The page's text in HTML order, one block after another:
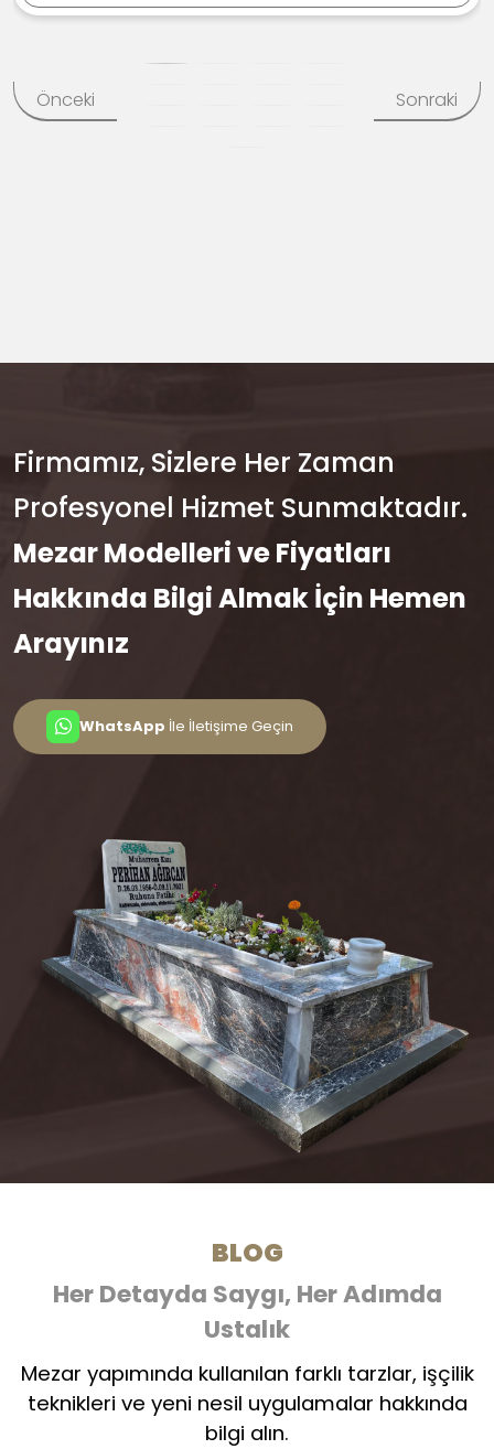
Önceki Sonraki
Firmamız, Sizlere Her Zaman
Profesyonel Hizmet Sunmaktadır.
Mezar Modelleri ve Fiyatları
Hakkında Bilgi Almak İçin Hemen
Arayınız
WhatsApp İle İletişime Geçin
BLOG
Her Detayda Saygı, Her Adımda
Ustalık
Mezar yapımında kullanılan farklı tarzlar, işçilik
teknikleri ve yeni nesil uygulamalar hakkında
bilgi alın.